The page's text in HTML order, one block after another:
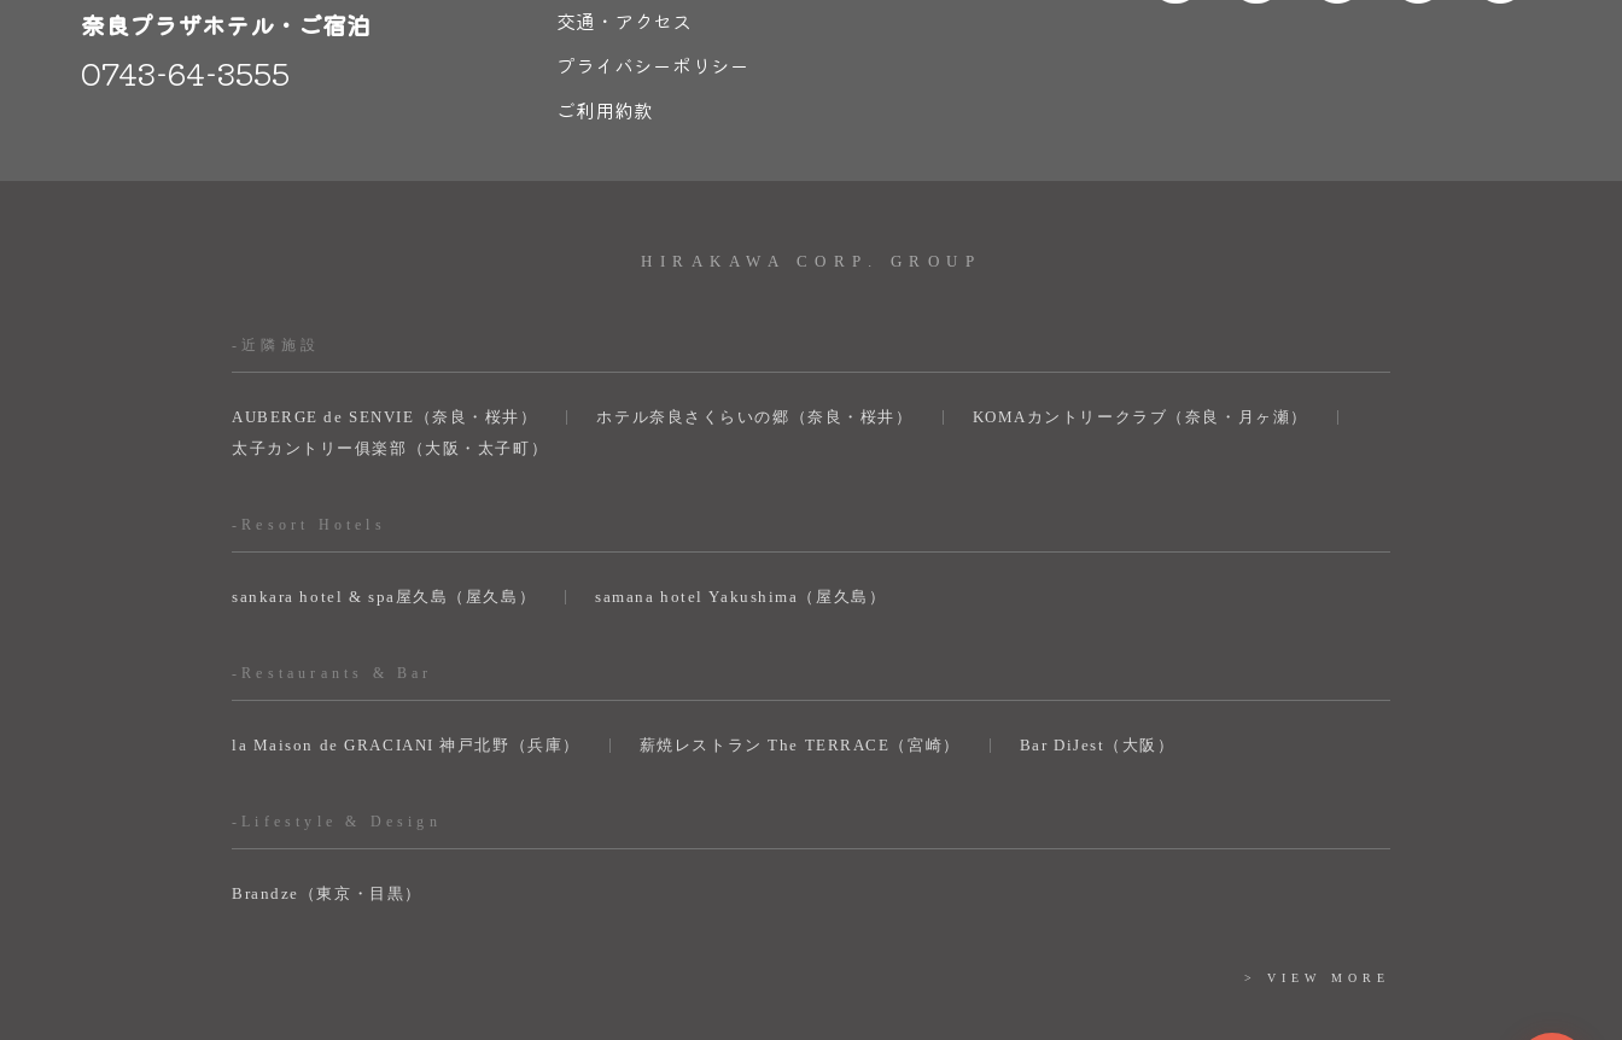
奈良プラザホテル・ご宿泊
0743-64-3555
交通・アクセス
プライバシーポリシー
ご利用約款
HIRAKAWA CORP. GROUP
-近隣施設
AUBERGE de SENVIE（奈良・桜井） ホテル奈良さくらいの郷（奈良・桜井）
KOMAカントリークラブ（奈良・月ヶ瀬）
太子カントリー俱楽部（大阪・太子町）
-Resort Hotels
sankara hotel & spa屋久島（屋久島） samana hotel Yakushima（屋久島）
-Restaurants & Bar
la Maison de GRACIANI 神戸北野（兵庫） 薪焼レストラン The TERRACE（宮崎） Bar DiJest（大阪）
-Lifestyle & Design
Brandze（東京・目黒）
> VIEW MORE
奈良健康ランド
AIコンシェルジュ